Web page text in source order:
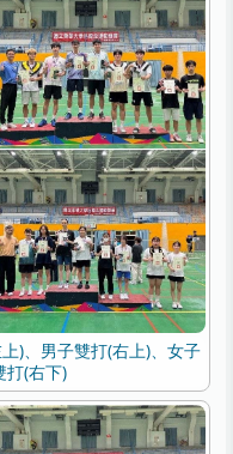
)、男子雙打(右上)、女子
打(右下)